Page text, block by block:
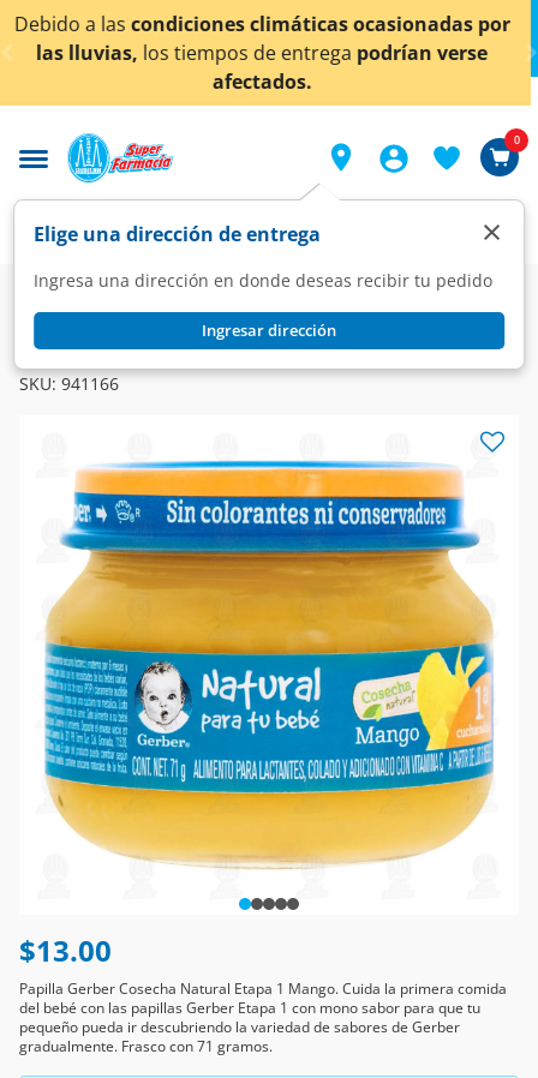
< div class="carousel-inner">
por
verse
¡Ahora también en Aguascalientes!
conocer detalles.
Elige una dirección de entrega
Ingresa una dirección en donde deseas recibir tu pedido
Ingresar dirección
×
0
Super Bebés Alimentos para Bebé Etapa 1
Papilla Gerber Cosecha Natural Etapa 1 Mango, 71 gr.
SKU: 941166
$13.00
Papilla Gerber Cosecha Natural Etapa 1 Mango. Cuida la primera comida
del bebé con las papillas Gerber Etapa 1 con mono sabor para que tu
pequeño pueda ir descubriendo la variedad de sabores de Gerber
gradualmente. Frasco con 71 gramos.